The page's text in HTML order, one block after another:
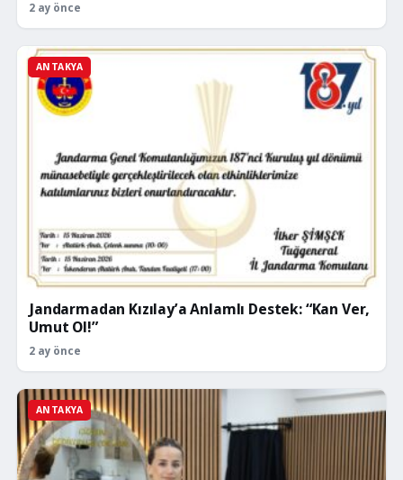
2 ay önce
ANTAKYA
Jandarmadan Kızılay’a Anlamlı Destek: “Kan Ver,
Umut Ol!”
2 ay önce
ANTAKYA